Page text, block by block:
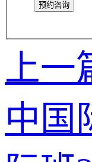
预约咨询
上一
中国